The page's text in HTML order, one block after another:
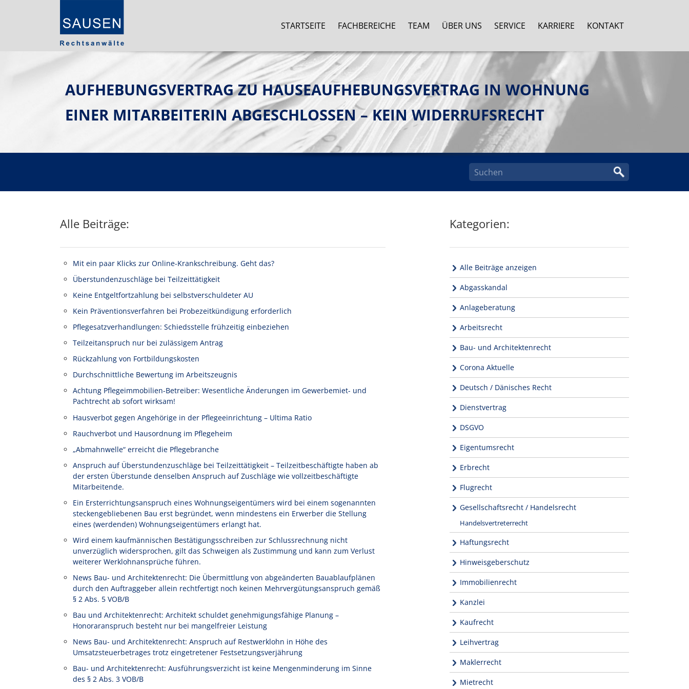
STARTSEITE FACHBEREICHE TEAM ÜBER UNS SERVICE KARRIERE KONTAKT
AUFHEBUNGSVERTRAG ZU HAUSEAUFHEBUNGSVERTRAG IN WOHNUNG
EINER MITARBEITERIN ABGESCHLOSSEN – KEIN WIDERRUFSRECHT
Alle Beiträge:
Mit ein paar Klicks zur Online-Krankschreibung. Geht das?
Überstundenzuschläge bei Teilzeittätigkeit
Keine Entgeltfortzahlung bei selbstverschuldeter AU
Kein Präventionsverfahren bei Probezeitkündigung erforderlich
Pflegesatzverhandlungen: Schiedsstelle frühzeitig einbeziehen
Teilzeitanspruch nur bei zulässigem Antrag
Rückzahlung von Fortbildungskosten
Durchschnittliche Bewertung im Arbeitszeugnis
Achtung Pflegeimmobilien-Betreiber: Wesentliche Änderungen im Gewerbemiet- und
Pachtrecht ab sofort wirksam!
Hausverbot gegen Angehörige in der Pflegeeinrichtung – Ultima Ratio
Rauchverbot und Hausordnung im Pflegeheim
„Abmahnwelle“ erreicht die Pflegebranche
Anspruch auf Überstundenzuschläge bei Teilzeittätigkeit – Teilzeitbeschäftigte haben ab
der ersten Überstunde denselben Anspruch auf Zuschläge wie vollzeitbeschäftigte
Mitarbeitende.
Ein Ersterrichtungsanspruch eines Wohnungseigentümers wird bei einem sogenannten
steckengebliebenen Bau erst begründet, wenn mindestens ein Erwerber die Stellung
eines (werdenden) Wohnungseigentümers erlangt hat.
Wird einem kaufmännischen Bestätigungsschreiben zur Schlussrechnung nicht
unverzüglich widersprochen, gilt das Schweigen als Zustimmung und kann zum Verlust
weiterer Werklohnansprüche führen.
News Bau- und Architektenrecht: Die Übermittlung von abgeänderten Bauablaufplänen
durch den Auftraggeber allein rechtfertigt noch keinen Mehrvergütungsanspruch gemäß
§ 2 Abs. 5 VOB/B
Bau und Architektenrecht: Architekt schuldet genehmigungsfähige Planung –
Honoraranspruch besteht nur bei mangelfreier Leistung
News Bau- und Architektenrecht: Anspruch auf Restwerklohn in Höhe des
Umsatzsteuerbetrages trotz eingetretener Festsetzungsverjährung
Bau- und Architektenrecht: Ausführungsverzicht ist keine Mengenminderung im Sinne
des § 2 Abs. 3 VOB/B
Kategorien:
Alle Beiträge anzeigen
Abgasskandal
Anlageberatung
Arbeitsrecht
Bau- und Architektenrecht
Corona Aktuelle
Deutsch / Dänisches Recht
Dienstvertrag
DSGVO
Eigentumsrecht
Erbrecht
Flugrecht
Gesellschaftsrecht / Handelsrecht
Handelsvertreterrecht
Haftungsrecht
Hinweisgeberschutz
Immobilienrecht
Kanzlei
Kaufrecht
Leihvertrag
Maklerrecht
Mietrecht